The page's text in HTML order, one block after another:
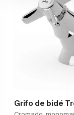
Grifo de bidé